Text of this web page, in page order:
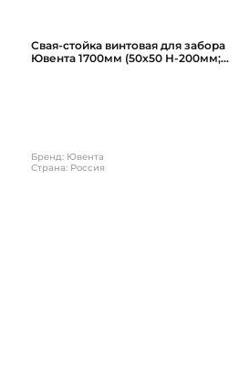
Свая-стойка винтовая для забора
Ювента 1700мм (50х50 Н-200мм;
Бренд: Ювента
Страна: Россия